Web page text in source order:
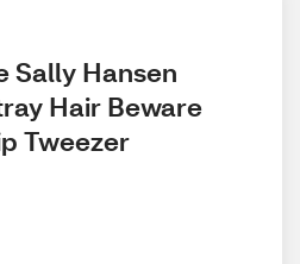
Sally Hansen
Hair Beware
Tweezer